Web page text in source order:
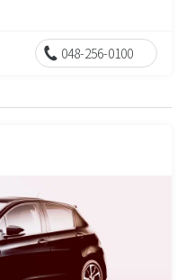
048-256-0100